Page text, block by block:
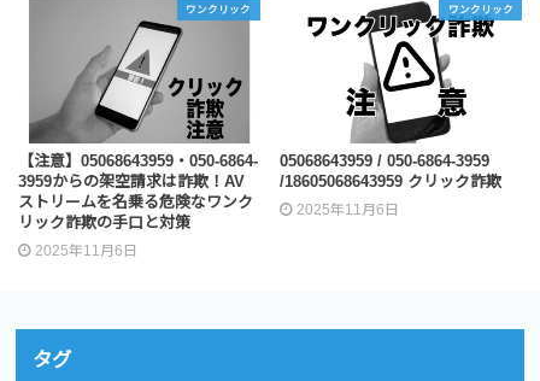
ワンクリック
【注意】05068643959・050-6864-
3959からの架空請求は詐欺！AV
ストリームを名乗る危険なワンク
リック詐欺の手口と対策
2025年11月6日
ワンクリック
05068643959 / 050-6864-3959
/18605068643959 クリック詐欺
2025年11月6日
タグ